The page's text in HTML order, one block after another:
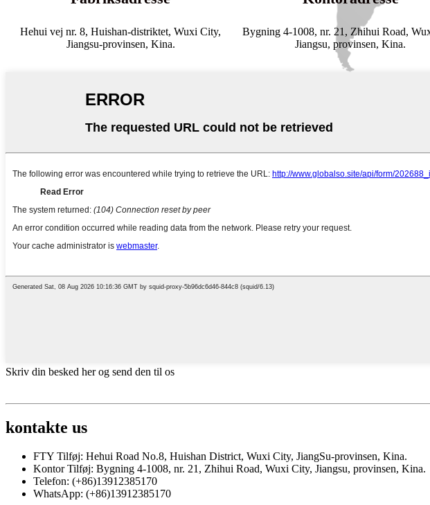
Hehui vej nr. 8, Huishan-distriktet, Wuxi City,
Jiangsu-provinsen, Kina.
Bygning 4-1008, nr. 21, Zhihui Road,
Jiangsu, provinsen, Kina.
Skriv din besked her og send den til os
kontakte us
FTY Tilføj: Hehui Road No.8, Huishan District, Wuxi City, JiangSu-provinsen, Kina.
Kontor Tilføj: Bygning 4-1008, nr. 21, Zhihui Road, Wuxi City, Jiangsu, provinsen, Kina.
Telefon: (+86)13912385170
WhatsApp: (+86)13912385170